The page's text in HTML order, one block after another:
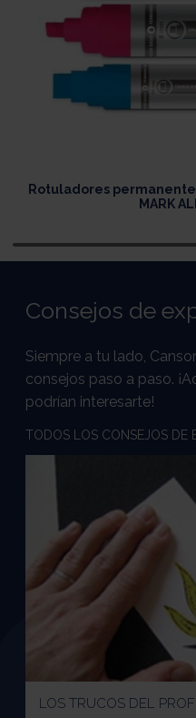
Rotuladores permanentes
MARK
Consejos de
Siempre a tu lado,
consejos paso a paso.
podrían interesarte!
TODOS LOS CONSEJOS DE
LOS TRUCOS DEL